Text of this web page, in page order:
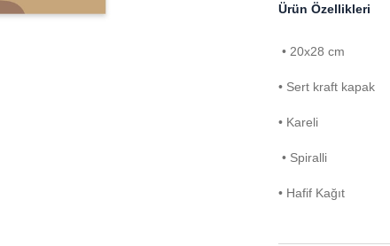
Ürün Özellikleri
• 20x28 cm
• Sert kraft kapak
• Kareli
• Spiralli
• Hafif Kağıt